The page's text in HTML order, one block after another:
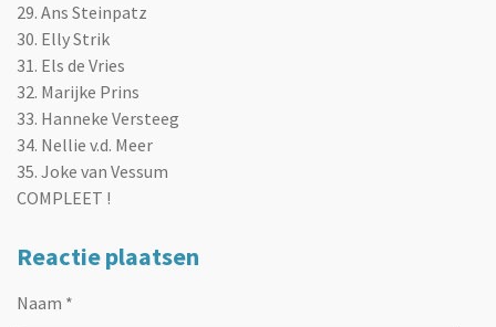
29. Ans Steinpatz
30. Elly Strik
31. Els de Vries
32. Marijke Prins
33. Hanneke Versteeg
34. Nellie v.d. Meer
35. Joke van Vessum
COMPLEET !
Reactie plaatsen
Naam *